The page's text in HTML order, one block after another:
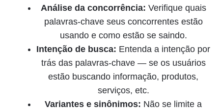
Análise da concorrência: Verifique quais
palavras-chave seus concorrentes estão
usando e como estão se saindo.
Intenção de busca: Entenda a intenção por
trás das palavras-chave — se os usuários
estão buscando informação, produtos,
serviços, etc.
Variantes e sinônimos: Não se limite a